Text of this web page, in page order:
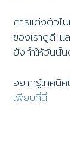
การแต่งตัวไ
ของเราดูดี แ
ยังทำให้วันนั้
อยากรู้เทคนิ
เพียบที่นี่